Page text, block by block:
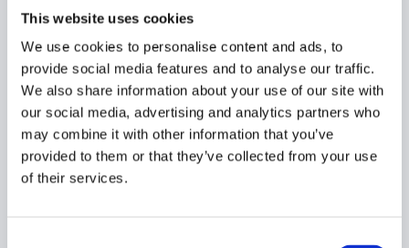
This website uses cookies
We use cookies to personalise content and ads, to
provide social media features and to analyse our traffic.
We also share information about your use of our site with
our social media, advertising and analytics partners who
may combine it with other information that you’ve
provided to them or that they’ve collected from your use
of their services.
dig rätt att köra dragtruckar som
transporterar vagnar med material
i industrimiljöer och på lager.
Kategori C (C2):Denna behörighet
gäller för tunga maskiner som
terminaldragbil och hjullastare. Vår
truckutbildning för C2 i Falun ger
dig kunskap för att hantera dessa